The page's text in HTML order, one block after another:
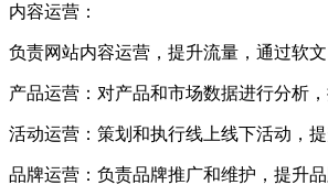
‌‌内容运营‌：
负责网站内容运营，提升流量，通过软
产品运营‌：对产品和市场数据进行分析
活动运营‌：策划和执行线上线下活动，
品牌运营‌：负责品牌推广和维护，提升